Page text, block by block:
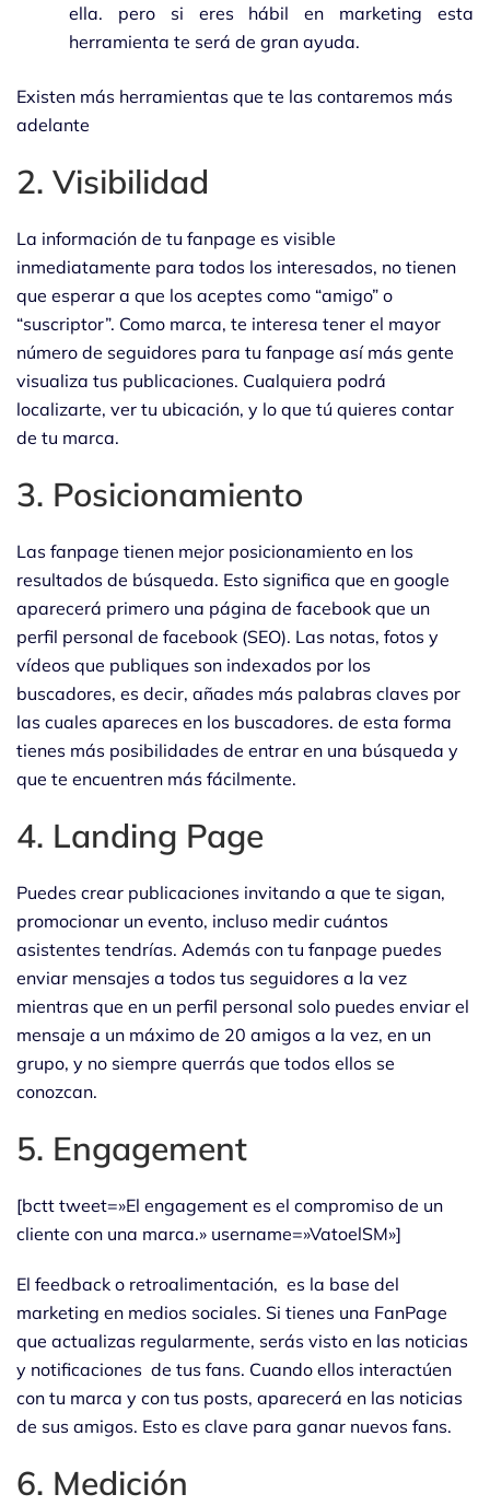
ella. pero si eres hábil en marketing esta
herramienta te será de gran ayuda.
Existen más herramientas que te las contaremos más
adelante
2. Visibilidad
La información de tu fanpage es visible
inmediatamente para todos los interesados, no tienen
que esperar a que los aceptes como “amigo” o
“suscriptor”. Como marca, te interesa tener el mayor
número de seguidores para tu fanpage así más gente
visualiza tus publicaciones. Cualquiera podrá
localizarte, ver tu ubicación, y lo que tú quieres contar
de tu marca.
3. Posicionamiento
Las fanpage tienen mejor posicionamiento en los
resultados de búsqueda. Esto significa que en google
aparecerá primero una página de facebook que un
perfil personal de facebook (SEO). Las notas, fotos y
vídeos que publiques son indexados por los
buscadores, es decir, añades más palabras claves por
las cuales apareces en los buscadores. de esta forma
tienes más posibilidades de entrar en una búsqueda y
que te encuentren más fácilmente.
4. Landing Page
Puedes crear publicaciones invitando a que te sigan,
promocionar un evento, incluso medir cuántos
asistentes tendrías. Además con tu fanpage puedes
enviar mensajes a todos tus seguidores a la vez
mientras que en un perfil personal solo puedes enviar el
mensaje a un máximo de 20 amigos a la vez, en un
grupo, y no siempre querrás que todos ellos se
conozcan.
5. Engagement
[bctt tweet=»El engagement es el compromiso de un
cliente con una marca.» username=»VatoelSM»]
El feedback o retroalimentación, es la base del
marketing en medios sociales. Si tienes una FanPage
que actualizas regularmente, serás visto en las noticias
y notificaciones de tus fans. Cuando ellos interactúen
con tu marca y con tus posts, aparecerá en las noticias
de sus amigos. Esto es clave para ganar nuevos fans.
6. Medición